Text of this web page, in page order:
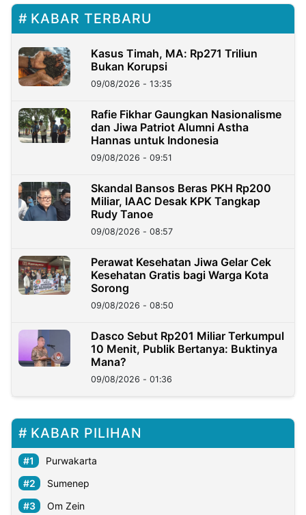
KABAR TERBARU
Kasus Timah, MA: Rp271 Triliun
Bukan Korupsi
09/08/2026 - 13:35
Rafie Fikhar Gaungkan Nasionalisme
dan Jiwa Patriot Alumni Astha
Hannas untuk Indonesia
09/08/2026 - 09:51
Skandal Bansos Beras PKH Rp200
Miliar, IAAC Desak KPK Tangkap
Rudy Tanoe
09/08/2026 - 08:57
Perawat Kesehatan Jiwa Gelar Cek
Kesehatan Gratis bagi Warga Kota
Sorong
09/08/2026 - 08:50
Dasco Sebut Rp201 Miliar Terkumpul
10 Menit, Publik Bertanya: Buktinya
Mana?
09/08/2026 - 01:36
KABAR PILIHAN
Purwakarta
Sumenep
Om Zein